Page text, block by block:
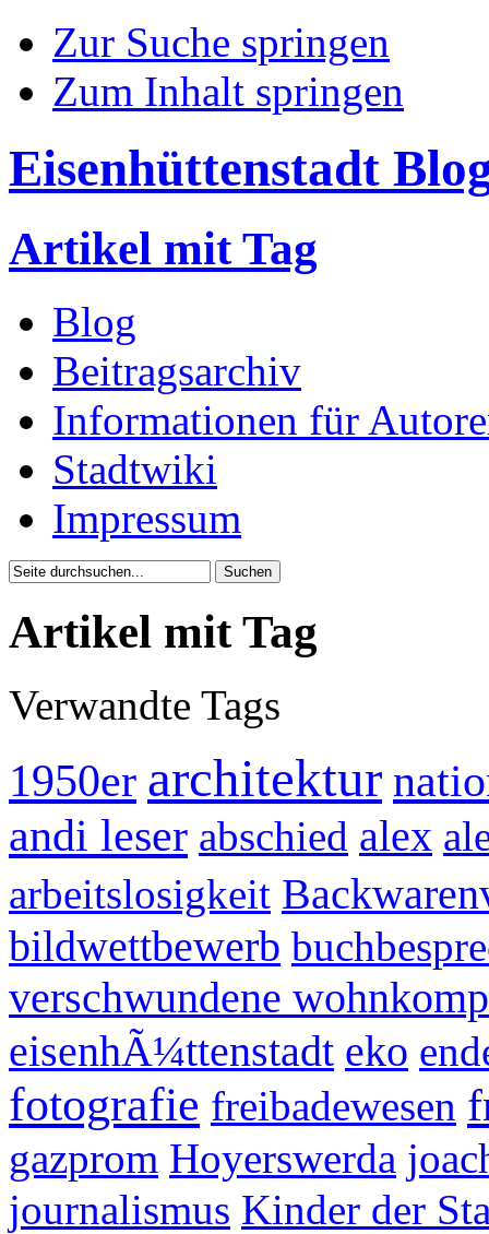
Zur Suche springen
Zum Inhalt springen
Eisenhüttenstadt
Artikel mit Tag
Blog
Beitragsarchiv
Informationen für
Stadtwiki
Impressum
Artikel mit Tag
Verwandte Tags
1950er architektur
andi leser abschied alex
arbeitslosigkeit
bildwettbewerb
verschwundene
eisenhÃ¼ttenstadt eko
fotografie freibadewesen
gazprom Hoyerswerda
journalismus Kinder der